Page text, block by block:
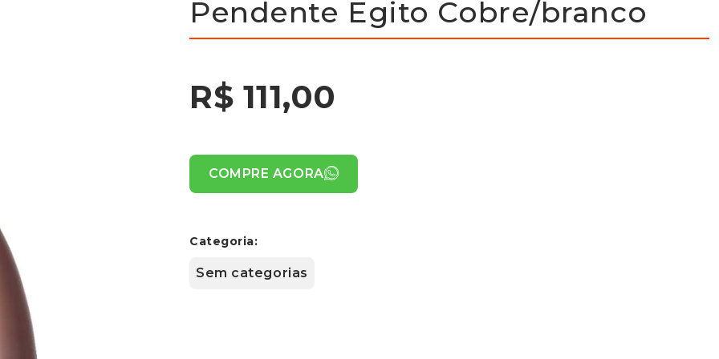
Pendente Egito Cobre/branco
R$ 111,00
COMPRE AGORA
Categoria:
Sem categorias